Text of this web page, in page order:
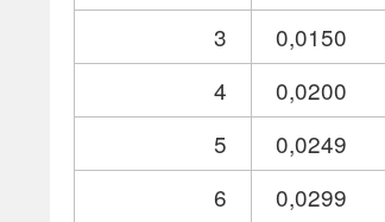
3
0,0150
4
0,0200
5
0,0249
6
0,0299